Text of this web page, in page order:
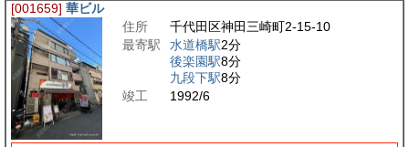
[001659] 華ビル
住所
千代田区神田三崎町2-15-10
最寄駅
水道橋駅2分
後楽園駅8分
九段下駅8分
竣工
1992/6